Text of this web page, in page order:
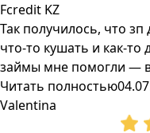
Fcredit KZ
Так получилось, что
что-то кушать и как-
займы мне помогли —
Читать полностью
Valentina